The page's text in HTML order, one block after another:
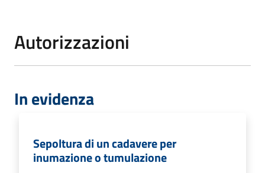
Autorizzazioni
In evidenza
Sepoltura di un cadavere per
inumazione o tumulazione